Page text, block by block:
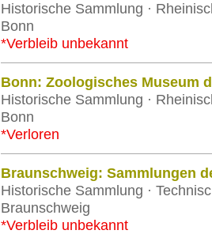
Historische Sammlung ·
Bonn
*Verbleib unbekannt
Bonn: Zoologisches Museum
Historische Sammlung ·
Bonn
*Verloren
Braunschweig: Sammlungen
Historische Sammlung ·
Braunschweig
*Verbleib unbekannt